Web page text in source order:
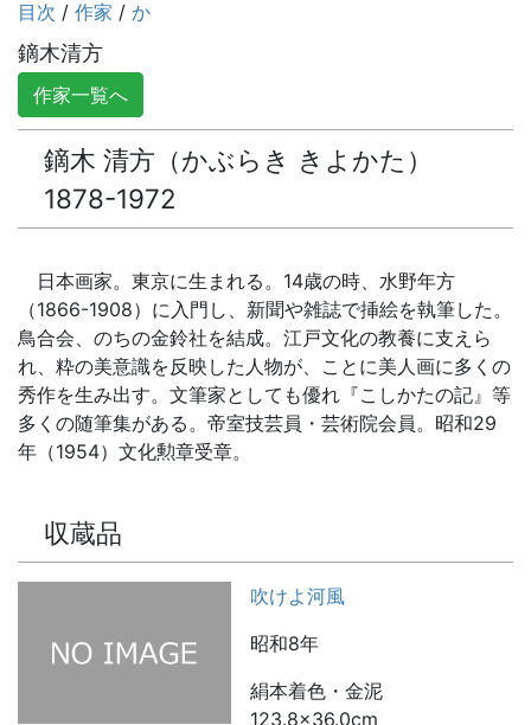
目次 / 作家 / か
鏑木清方
作家一覧へ
鏑木 清方（かぶらき きよかた）
1878-1972
日本画家。東京に生まれる。14歳の時、水野年方
（1866-1908）に入門し、新聞や雑誌で挿絵を執筆した。
鳥合会、のちの金鈴社を結成。江戸文化の教養に支えら
れ、粋の美意識を反映した人物が、ことに美人画に多くの
秀作を生み出す。文筆家としても優れ『こしかたの記』等
多くの随筆集がある。帝室技芸員・芸術院会員。昭和29
年（1954）文化勲章受章。
収蔵品
吹けよ河風
昭和8年
絹本着色・金泥
123.8×36.0cm